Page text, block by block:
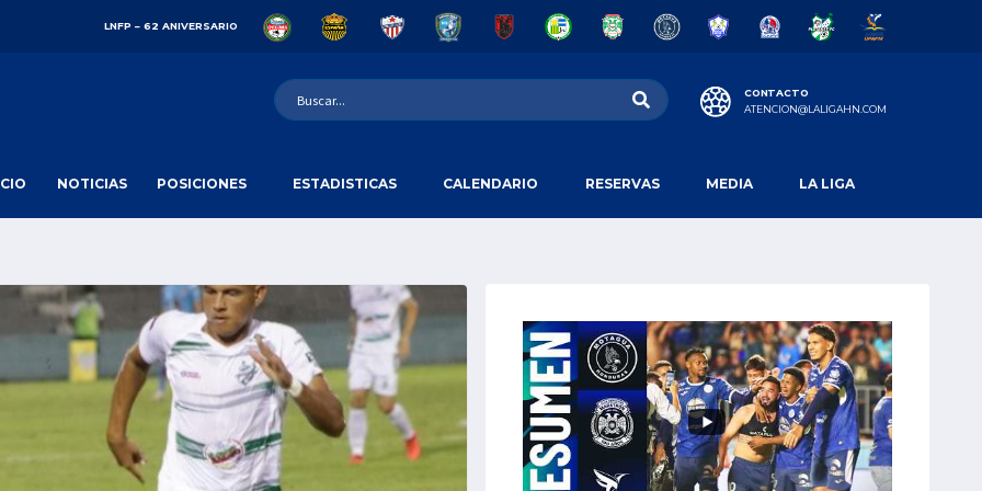
LNFP – 62 ANIVERSARIO
CONTACTO
ATENCION@LALIGAHN.COM
NOTICIAS POSICIONES ESTADISTICAS CALENDARIO RESERVAS MEDIA LA LIGA